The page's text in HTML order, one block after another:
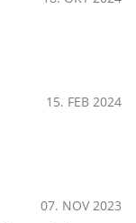
15. FEB 2024
07. NOV 2023